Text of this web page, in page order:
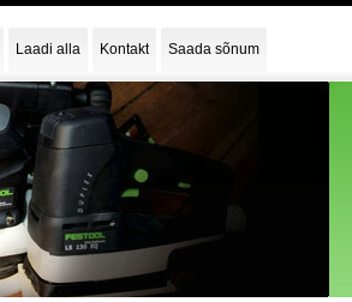
Laadi alla Kontakt Saada sõnum